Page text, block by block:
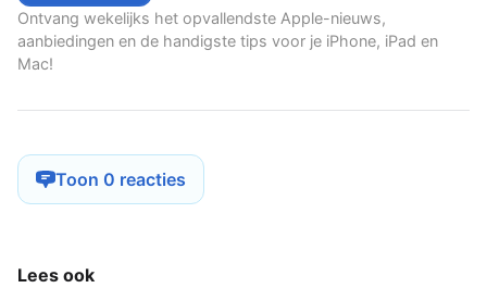
Ontvang wekelijks het opvallendste Apple-nieuws,
aanbiedingen en de handigste tips voor je iPhone, iPad en
Mac!
Toon 0 reacties
Lees ook